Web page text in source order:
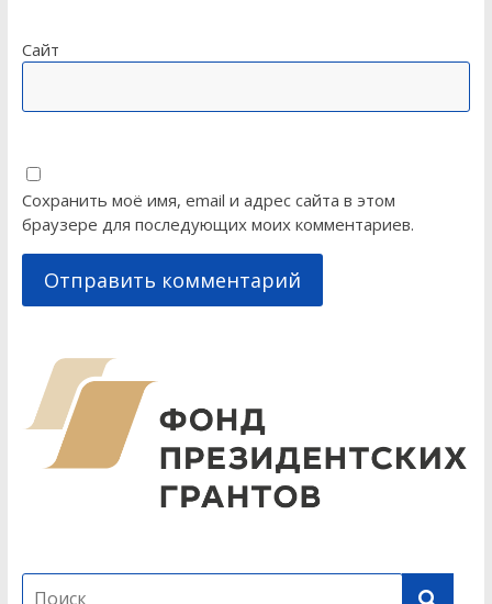
Сайт
Сохранить моё имя, email и адрес сайта в этом
браузере для последующих моих комментариев.